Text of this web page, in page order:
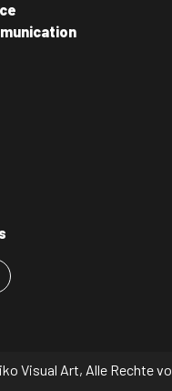
Visual Art, Alle Rechte